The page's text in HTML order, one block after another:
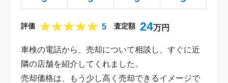
評価 5 査定額 24万円
車検の電話から、売却について相談し、すぐに近
隣の店舗を紹介してくれました。
売却価格は、もう少し高く売却できるイメージで